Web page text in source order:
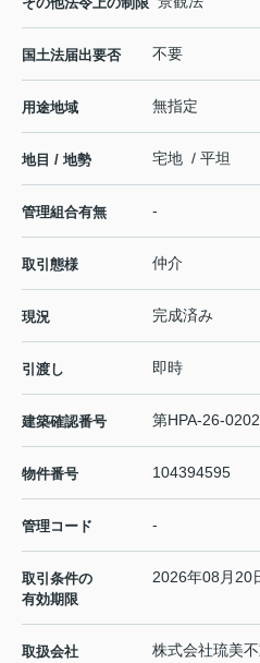
国土法届出要否 不要
用途地域 無指定
地目 / 地勢 宅地 / 平坦
管理組合有無 -
取引態様 仲介
現況 完成済み
引渡し 即時
建築確認番号 第HPA-26-
物件番号 104394595
管理コード -
取引条件の
有効期限
2026年08月20
取扱会社
株式会社琉美